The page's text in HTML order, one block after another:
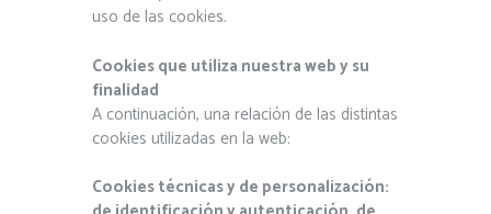
uso de las cookies.
Cookies que utiliza nuestra web y su
finalidad
A continuación, una relación de las distintas
cookies utilizadas en la web:
Cookies técnicas y de personalización: